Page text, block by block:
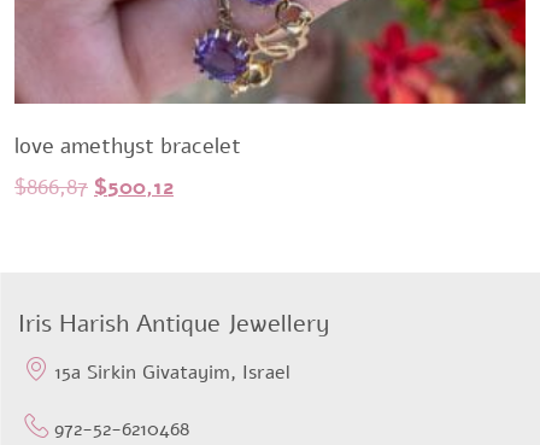
love amethyst bracelet
$866,87 Original
$500,12Current
Iris Harish Antique Jewellery
15a Sirkin Givatayim, Israel
972-52-6210468